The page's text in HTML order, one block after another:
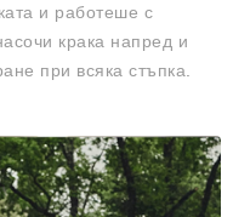
и работеше с
крака напред и
при всяка стъпка.